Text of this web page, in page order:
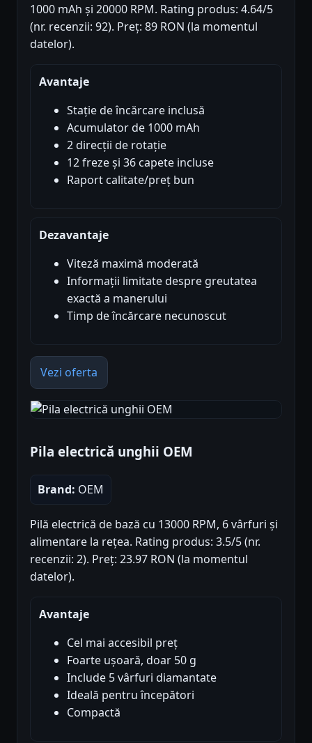
1000 mAh și 20000 RPM. Rating produs: 4.64/5
(nr. recenzii: 92). Preț: 89 RON (la momentul
datelor).
Avantaje
Stație de încărcare inclusă
Acumulator de 1000 mAh
2 direcții de rotație
12 freze și 36 capete incluse
Raport calitate/preț bun
Dezavantaje
Viteză maximă moderată
Informații limitate despre greutatea
exactă a manerului
Timp de încărcare necunoscut
Vezi oferta
Pila electrică unghii OEM
Brand: OEM
Pilă electrică de bază cu 13000 RPM, 6 vârfuri și
alimentare la rețea. Rating produs: 3.5/5 (nr.
recenzii: 2). Preț: 23.97 RON (la momentul
datelor).
Avantaje
Cel mai accesibil preț
Foarte ușoară, doar 50 g
Include 5 vârfuri diamantate
Ideală pentru începători
Compactă